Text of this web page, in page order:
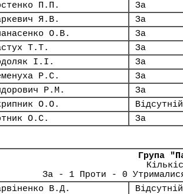
П.П.
За
Я.В.
За
О.В.
За
Т.Т.
За
І.І.
За
Р.С.
За
Р.М.
За
О.О.
Відсутній
О.С.
За
Група
За - 1 Проти - 0
В.Д.
Відсутній